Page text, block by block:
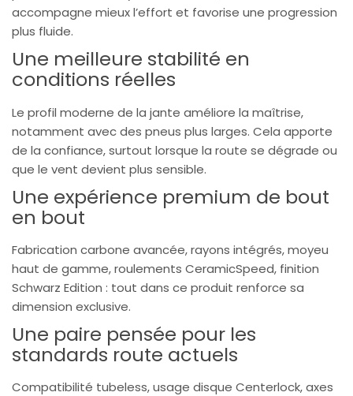
accompagne mieux l’effort et favorise une progression
plus fluide.
Une meilleure stabilité en
conditions réelles
Le profil moderne de la jante améliore la maîtrise,
notamment avec des pneus plus larges. Cela apporte
de la confiance, surtout lorsque la route se dégrade ou
que le vent devient plus sensible.
Une expérience premium de bout
en bout
Fabrication carbone avancée, rayons intégrés, moyeu
haut de gamme, roulements CeramicSpeed, finition
Schwarz Edition : tout dans ce produit renforce sa
dimension exclusive.
Une paire pensée pour les
standards route actuels
Compatibilité tubeless, usage disque Centerlock, axes